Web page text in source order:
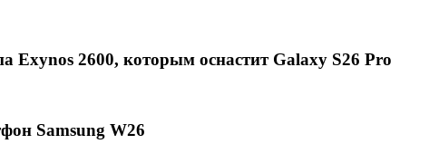
Exynos 2600, которым оснастит Galaxy S26 Pro
Samsung W26